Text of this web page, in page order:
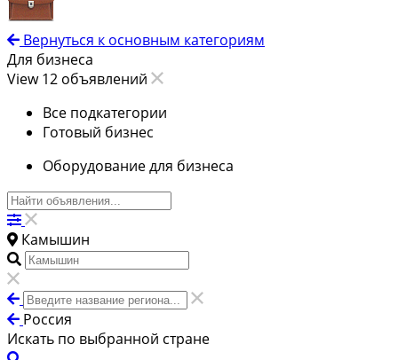
Вернуться к основным категориям
Для бизнеса
View 12 объявлений
Все подкатегории
Готовый бизнес
Оборудование для бизнеса
Камышин
Россия
Искать по выбранной стране